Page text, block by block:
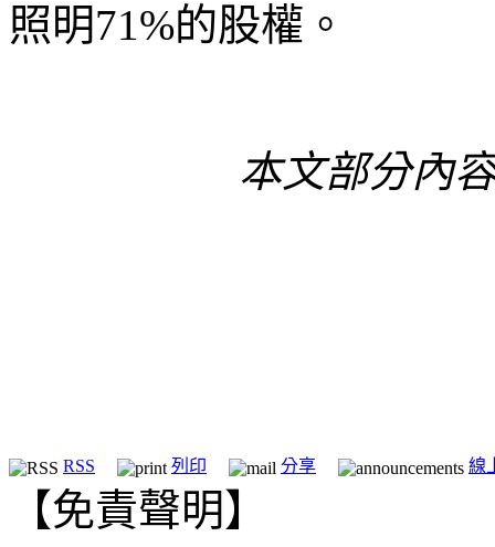
照明71%的股權。
本文部分內
RSS 列印 分享 線
【免責聲明】